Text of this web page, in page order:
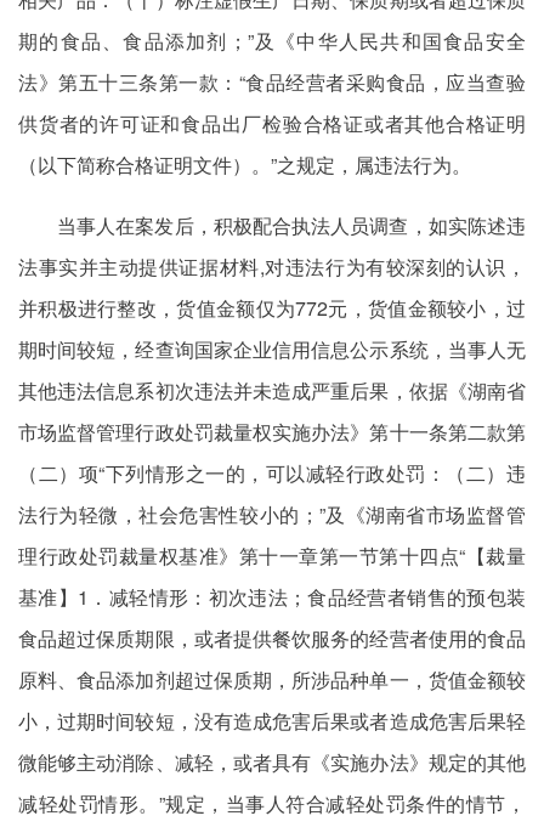
期的食品、食品添加剂；”及《中华人民共和国食品安全
法》第五十三条第一款：“食品经营者采购食品，应当查验
供货者的许可证和食品出厂检验合格证或者其他合格证明
（以下简称合格证明文件）。”之规定，属违法行为。
当事人在案发后，积极配合执法人员调查，如实陈述违
法事实并主动提供证据材料,对违法行为有较深刻的认识，
并积极进行整改，货值金额仅为772元，货值金额较小，过
期时间较短，经查询国家企业信用信息公示系统，当事人无
其他违法信息系初次违法并未造成严重后果，依据《湖南省
市场监督管理行政处罚裁量权实施办法》第十一条第二款第
（二）项“下列情形之一的，可以减轻行政处罚：（二）违
法行为轻微，社会危害性较小的；”及《湖南省市场监督管
理行政处罚裁量权基准》第十一章第一节第十四点“【裁量
基准】1．减轻情形：初次违法；食品经营者销售的预包装
食品超过保质期限，或者提供餐饮服务的经营者使用的食品
原料、食品添加剂超过保质期，所涉品种单一，货值金额较
小，过期时间较短，没有造成危害后果或者造成危害后果轻
微能够主动消除、减轻，或者具有《实施办法》规定的其他
减轻处罚情形。”规定，当事人符合减轻处罚条件的情节，